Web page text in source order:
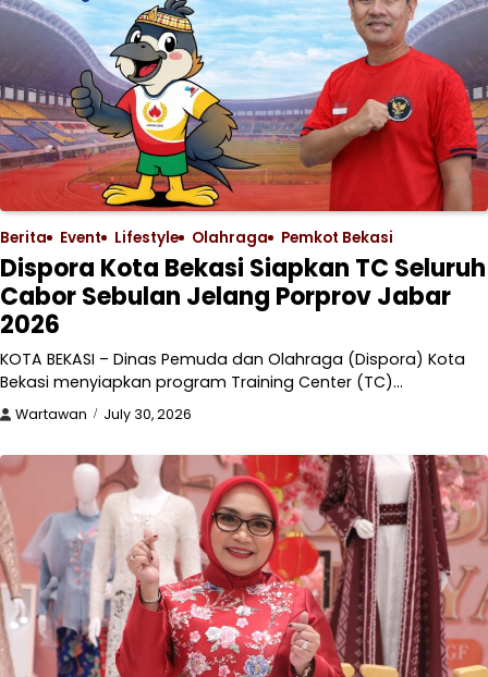
Berita Event Lifestyle Olahraga Pemkot Bekasi
Dispora Kota Bekasi Siapkan TC Seluruh
Cabor Sebulan Jelang Porprov Jabar
2026
KOTA BEKASI – Dinas Pemuda dan Olahraga (Dispora) Kota
Bekasi menyiapkan program Training Center (TC)…
Wartawan July 30, 2026